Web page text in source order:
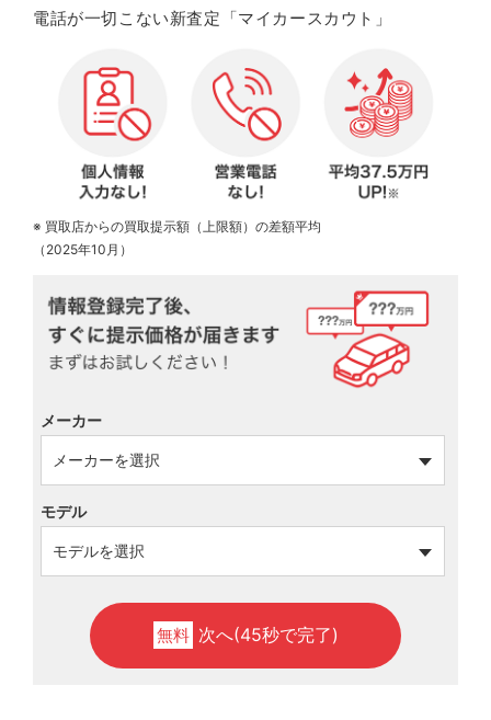
電話が一切こない新査定「マイカースカウト」
※ 買取店からの買取提示額（上限額）の差額平均
（2025年10月）
メーカー
モデル
無料 次へ(45秒で完了)